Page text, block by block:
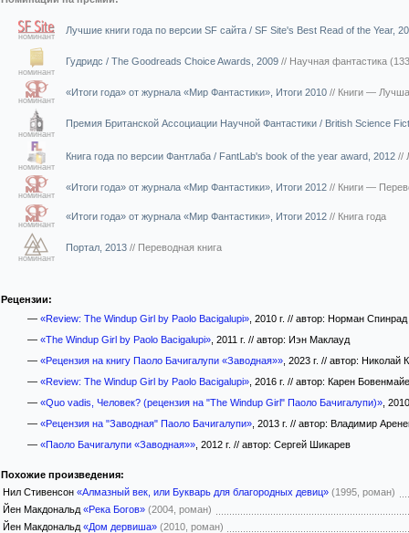
номинант
Лучшие книги года по версии SF сайта / SF Site's Best Read of the Year,
номинант
Гудридс / The Goodreads Choice Awards, 2009 // Научная фантастика
номинант
«Итоги года» от журнала «Мир Фантастики», Итоги 2010 // Книги —
номинант
Премия Британской Ассоциации Научной Фантастики / British Science
номинант
Книга года по версии Фантлаба / FantLab's book of the year award, 2012 //
номинант
«Итоги года» от журнала «Мир Фантастики», Итоги 2012 // Книги —
номинант
«Итоги года» от журнала «Мир Фантастики», Итоги 2012 // Книга года
номинант
Портал, 2013 // Переводная книга
Рецензии:
— «Review: The Windup Girl by Paolo Bacigalupi», 2010 г. // автор: Норман Спинрад
— «The Windup Girl by Paolo Bacigalupi», 2011 г. // автор: Иэн Маклауд
— «Рецензия на книгу Паоло Бачигалупи «Заводная»», 2023 г. // автор: Николай
— «Review: The Windup Girl by Paolo Bacigalupi», 2016 г. // автор: Карен
— «Quo vadis, Человек? (рецензия на "The Windup Girl" Паоло Бачигалупи)»,
— «Рецензия на "Заводная" Паоло Бачигалупи», 2013 г. // автор: Владимир
— «Паоло Бачигалупи «Заводная»», 2012 г. // автор: Сергей Шикарев
Похожие произведения:
Нил Стивенсон «Алмазный век, или Букварь для благородных девиц» (1995, роман)
Йен Макдональд «Река Богов» (2004, роман)
Йен Макдональд «Дом дервиша» (2010, роман)